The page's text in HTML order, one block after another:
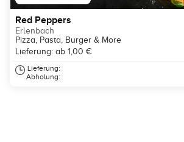
Red Peppers
Erlenbach
Pizza, Pasta, Burger & More
Lieferung: ab 1,00 €
Lieferung:
Abholung: